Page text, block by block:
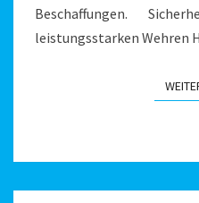
Beschaffungen.
leistungsstarken Wehren